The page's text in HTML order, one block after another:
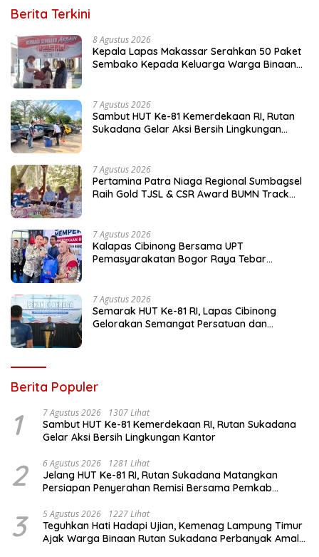
Berita Terkini
8 Agustus 2026
Kepala Lapas Makassar Serahkan 50 Paket
Sembako Kepada Keluarga Warga Binaan
7 Agustus 2026
Sambut HUT Ke-81 Kemerdekaan RI, Rutan
Sukadana Gelar Aksi Bersih Lingkungan
7 Agustus 2026
Pertamina Patra Niaga Regional Sumbagsel
Raih Gold TJSL & CSR Award BUMN Track
7 Agustus 2026
Kalapas Cibinong Bersama UPT
Pemasyarakatan Bogor Raya Tebar
7 Agustus 2026
Semarak HUT Ke-81 RI, Lapas Cibinong
Gelorakan Semangat Persatuan dan
Berita Populer
1 7 Agustus 2026 1307 Lihat
Sambut HUT Ke-81 Kemerdekaan RI, Rutan Sukadana
Gelar Aksi Bersih Lingkungan Kantor
2 6 Agustus 2026 1281 Lihat
Jelang HUT Ke-81 RI, Rutan Sukadana Matangkan
Persiapan Penyerahan Remisi Bersama Pemkab
3 5 Agustus 2026 1227 Lihat
Teguhkan Hati Hadapi Ujian, Kemenag Lampung Timur
Ajak Warga Binaan Rutan Sukadana Perbanyak Amal